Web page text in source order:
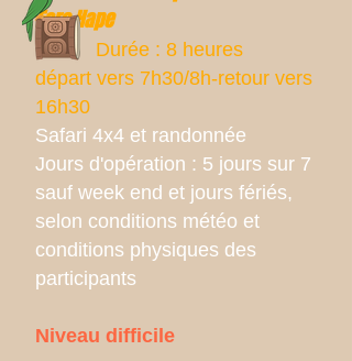
Fare Hape
Durée : 8 heures
départ vers 7h30/8h-retour vers
16h30
Safari 4x4 et randonnée
Jours d'opération : 5 jours sur 7
sauf week end et jours fériés,
selon conditions météo et
conditions physiques des
participants
Niveau difficile